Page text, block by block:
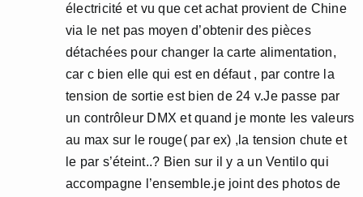
électricité et vu que cet achat provient de Chine
via le net pas moyen d’obtenir des pièces
détachées pour changer la carte alimentation,
car c bien elle qui est en défaut , par contre la
tension de sortie est bien de 24 v.Je passe par
un contrôleur DMX et quand je monte les valeurs
au max sur le rouge( par ex) ,la tension chute et
le par s’éteint..? Bien sur il y a un Ventilo qui
accompagne l’ensemble.je joint des photos de